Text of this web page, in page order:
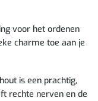
voor het ordenen
charme toe aan je
is een prachtig,
rechte nerven en de